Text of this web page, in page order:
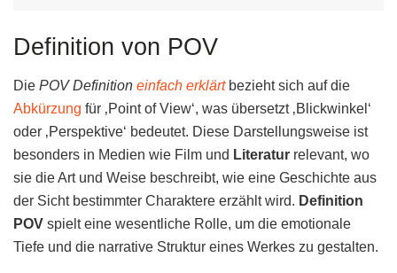
Definition von POV
Die POV Definition einfach erklärtbezieht sich auf die
Abkürzung für ‚Point of View‘, was übersetzt ‚Blickwinkel‘
oder ‚Perspektive‘ bedeutet. Diese Darstellungsweise ist
besonders in Medien wie Film und Literatur relevant, wo
sie die Art und Weise beschreibt, wie eine Geschichte aus
der Sicht bestimmter Charaktere erzählt wird. Definition
POV spielt eine wesentliche Rolle, um die emotionale
Tiefe und die narrative Struktur eines Werkes zu gestalten.